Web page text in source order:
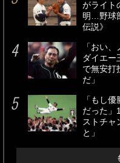
がライト
明…野球
伝説》
「おい
ダイエー
で無安打
だ」
「もし
だった」
ストチャ
と」